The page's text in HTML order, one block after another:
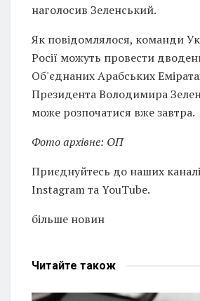
наголосив Зеленський.
Як повідомлялося, команди
Росії можуть провести
Об'єднаних Арабських
Президента Володимира
може розпочатися вже завтра.
Фото архівне: ОП
Приєднуйтесь до наших
Instagram та YouTube.
більше новин
Читайте також